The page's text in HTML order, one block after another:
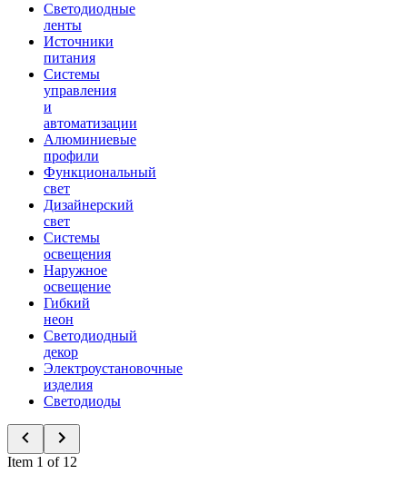
Светодиодные
ленты
Источники
питания
Системы
управления
и
автоматизации
Алюминиевые
профили
Функциональный
свет
Дизайнерский
свет
Системы
освещения
Наружное
освещение
Гибкий
неон
Светодиодный
декор
Электроустановочные
изделия
Светодиоды
Item 1 of 12